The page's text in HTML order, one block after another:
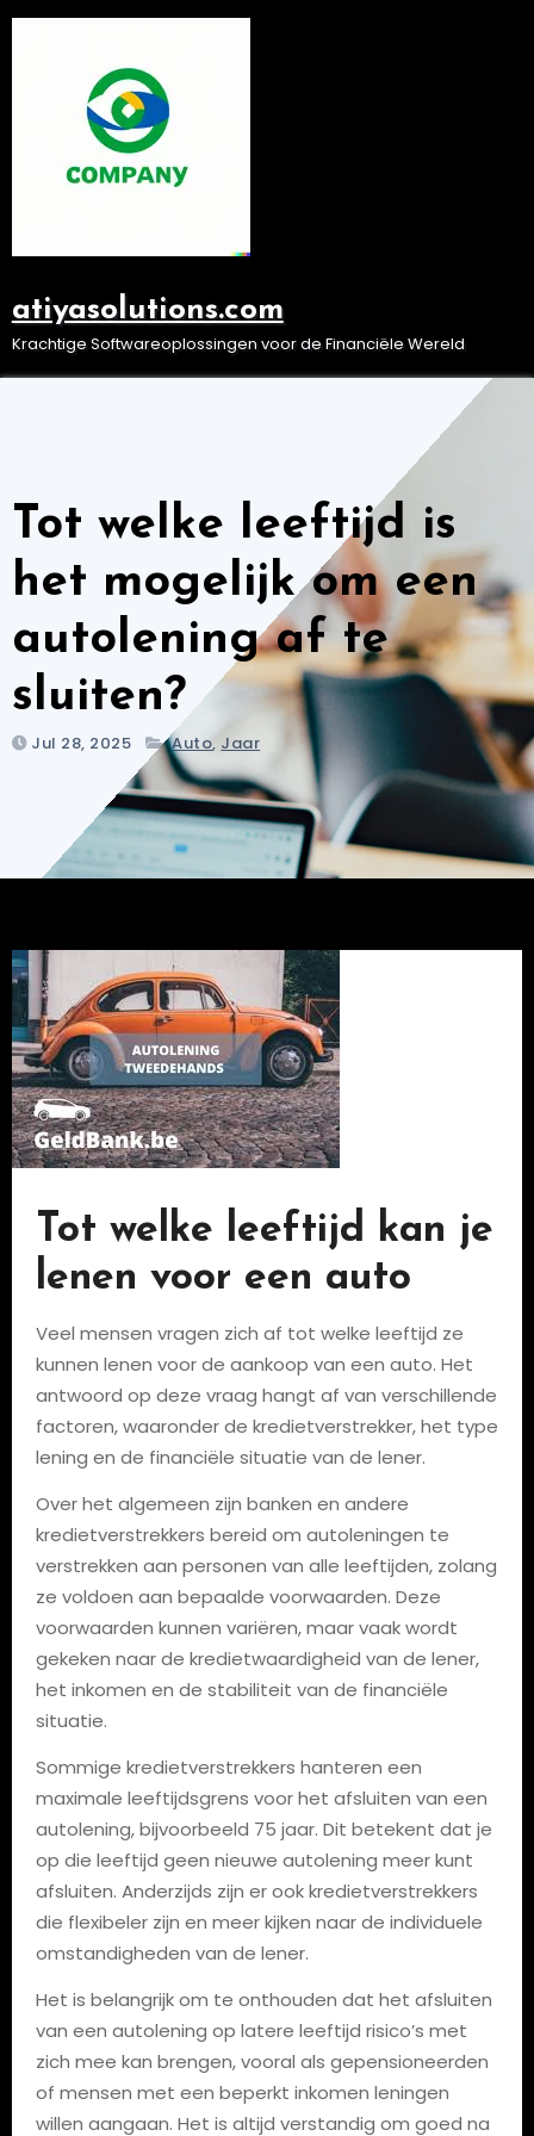
Ga
atiyasolutions.com
Krachtige Softwareoplossingen voor de Financiële Wereld
Tot welke leeftijd is
het mogelijk om een
autolening af te
sluiten?
Jul 28, 2025 Auto, Jaar
Tot welke leeftijd kan je
lenen voor een auto
Veel mensen vragen zich af tot welke leeftijd ze
kunnen lenen voor de aankoop van een auto. Het
antwoord op deze vraag hangt af van verschillende
factoren, waaronder de kredietverstrekker, het type
lening en de financiële situatie van de lener.
Over het algemeen zijn banken en andere
kredietverstrekkers bereid om autoleningen te
verstrekken aan personen van alle leeftijden, zolang
ze voldoen aan bepaalde voorwaarden. Deze
voorwaarden kunnen variëren, maar vaak wordt
gekeken naar de kredietwaardigheid van de lener,
het inkomen en de stabiliteit van de financiële
situatie.
Sommige kredietverstrekkers hanteren een
maximale leeftijdsgrens voor het afsluiten van een
autolening, bijvoorbeeld 75 jaar. Dit betekent dat je
op die leeftijd geen nieuwe autolening meer kunt
afsluiten. Anderzijds zijn er ook kredietverstrekkers
die flexibeler zijn en meer kijken naar de individuele
omstandigheden van de lener.
Het is belangrijk om te onthouden dat het afsluiten
van een autolening op latere leeftijd risico’s met
zich mee kan brengen, vooral als gepensioneerden
of mensen met een beperkt inkomen leningen
willen aangaan. Het is altijd verstandig om goed na